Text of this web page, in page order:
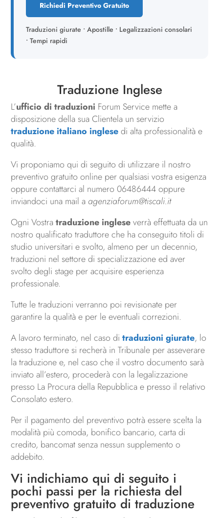
Richiedi Preventivo Gratuito
Traduzioni giurate • Apostille • Legalizzazioni consolari
• Tempi rapidi
Traduzione Inglese
L’ufficio di traduzioni Forum Service mette a
disposizione della sua Clientela un servizio
traduzione italiano inglesedi alta professionalità e
qualità.
Vi proponiamo qui di seguito di utilizzare il nostro
preventivo gratuito online per qualsiasi vostra esigenza
oppure contattarci al numero 06486444 oppure
inviandoci una mail a agenziaforum@tiscali.it
Ogni Vostratraduzione ingleseverrà effettuata da un
nostro qualificato traduttore che ha conseguito titoli di
studio universitari e svolto, almeno per un decennio,
traduzioni nel settore di specializzazione ed aver
svolto degli stage per acquisire esperienza
professionale.
Tutte le traduzioni verranno poi revisionate per
garantire la qualità e per le eventuali correzioni.
A lavoro terminato, nel caso ditraduzioni giurate, lo
stesso traduttore si recherà in Tribunale per asseverare
la traduzione e, nel caso che il vostro documento sarà
inviato all’estero, procederà con la legalizzazione
presso La Procura della Repubblica e presso il relativo
Consolato estero.
Per il pagamento del preventivo potrà essere scelta la
modalità più comoda, bonifico bancario, carta di
credito, bancomat senza nessun supplemento o
addebito.
Vi indichiamo qui di seguito i
pochi passi per la richiesta del
preventivo gratuito di traduzione